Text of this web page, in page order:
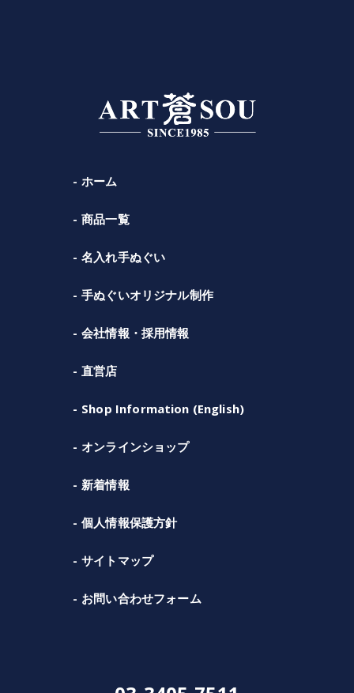
ホーム
商品一覧
名入れ手ぬぐい
手ぬぐいオリジナル制作
会社情報・採用情報
直営店
Shop Information (English)
オンラインショップ
新着情報
個人情報保護方針
サイトマップ
お問い合わせフォーム